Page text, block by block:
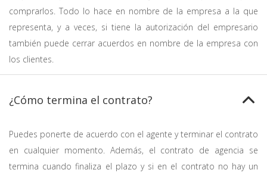
comprarlos. Todo lo hace en nombre de la empresa a la que
representa, y a veces, si tiene la autorización del empresario
también puede cerrar acuerdos en nombre de la empresa con
los clientes.
¿Cómo termina el contrato?
Puedes ponerte de acuerdo con el agente y terminar el contrato
en cualquier momento. Además, el contrato de agencia se
termina cuando finaliza el plazo y si en el contrato no hay un